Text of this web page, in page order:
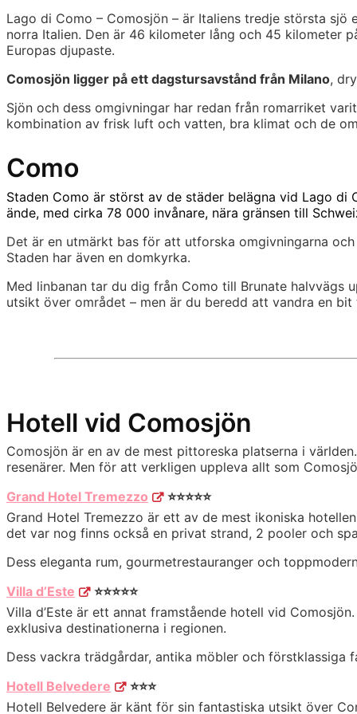
Lago di Como – Comosjön – är Italiens tredje största
norra Italien. Den är 46 kilometer lång och 45 kilometer
Europas djupaste.
Comosjön ligger på ett dagstursavstånd från Milano,
Sjön och dess omgivningar har redan från romarriket
kombination av frisk luft och vatten, bra klimat och de
Como
Staden Como är störst av de städer belägna vid Lago di
ände, med cirka 78 000 invånare, nära gränsen till
Det är en utmärkt bas för att utforska omgivningarna och
Staden har även en domkyrka.
Med linbanan tar du dig från Como till Brunate halvvägs
utsikt över området – men är du beredd att vandra en
Hotell vid Comosjön
Comosjön är en av de mest pittoreska platserna i
resenärer. Men för att verkligen uppleva allt som
Grand Hotel Tremezzo
⭐️⭐️⭐️⭐️⭐️
Grand Hotel Tremezzo är ett av de mest ikoniska
det var nog finns också en privat strand, 2 pooler och
Dess eleganta rum, gourmetrestauranger och
Villa d’Este
⭐️⭐️⭐️⭐️⭐️
Villa d’Este är ett annat framstående hotell vid
exklusiva destinationerna i regionen.
Dess vackra trädgårdar, antika möbler och förstklassiga
Hotell Belvedere
⭐️⭐️⭐️
Hotell Belvedere är känt för sin fantastiska utsikt över